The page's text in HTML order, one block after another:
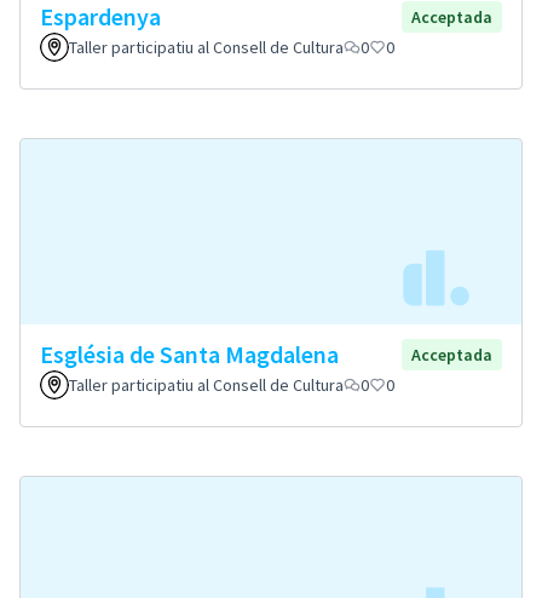
Espardenya
Acceptada
Taller participatiu al Consell de Cultura
0 0
Església de Santa Magdalena
Acceptada
Taller participatiu al Consell de Cultura
0 0